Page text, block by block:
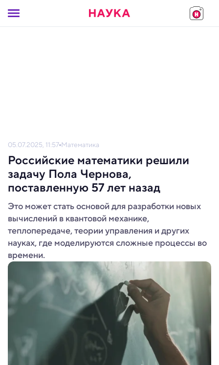
05.07.2025, 11:57 Математика
Российские математики решили
задачу Пола Чернова,
поставленную 57 лет назад
Это может стать основой для разработки новых
вычислений в квантовой механике,
теплопередаче, теории управления и других
науках, где моделируются сложные процессы во
времени.